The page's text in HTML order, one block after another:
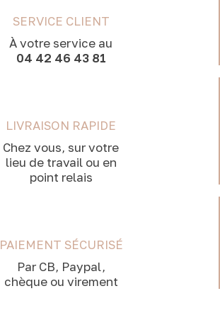
SERVICE CLIENT
À votre service au
04 42 46 43 81
LIVRAISON RAPIDE
Chez vous, sur votre
lieu de travail ou en
point relais
PAIEMENT SÉCURISÉ
Par CB, Paypal,
chèque ou virement